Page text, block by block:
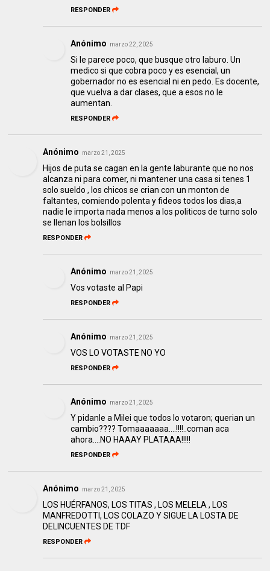
RESPONDER
Anónimo marzo 22, 2025
Si le parece poco, que busque otro laburo. Un
medico si que cobra poco y es esencial, un
gobernador no es esencial ni en pedo. Es docente,
que vuelva a dar clases, que a esos no le
aumentan.
RESPONDER
Anónimo marzo 21, 2025
Hijos de puta se cagan en la gente laburante que no nos
alcanza ni para comer, ni mantener una casa si tenes 1
solo sueldo , los chicos se crian con un monton de
faltantes, comiendo polenta y fideos todos los dias,a
nadie le importa nada menos a los politicos de turno solo
se llenan los bolsillos
RESPONDER
Anónimo marzo 21, 2025
Vos votaste al Papi
RESPONDER
Anónimo marzo 21, 2025
VOS LO VOTASTE NO YO
RESPONDER
Anónimo marzo 21, 2025
Y pidanle a Milei que todos lo votaron; querian un
cambio???? Tomaaaaaaa....!!!!..coman aca
ahora....NO HAAAY PLATAAA!!!!!
RESPONDER
Anónimo marzo 21, 2025
LOS HUÉRFANOS, LOS TITAS , LOS MELELA , LOS
MANFREDOTTI, LOS COLAZO Y SIGUE LA LOSTA DE
DELINCUENTES DE TDF
RESPONDER